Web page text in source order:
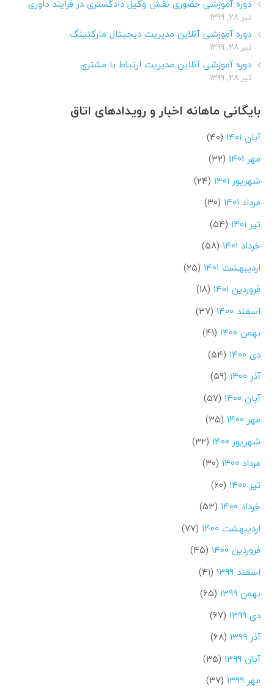
دوره آموزشی حضوری نقش وکیل دادگستری در فرایند داوری
تیر ۲۸, ۱۳۹۹
دوره آموزشی آنلاین مدیریت دیجیتال مارکتینگ
تیر ۲۸, ۱۳۹۹
دوره آموزشی آنلاین مدیریت ارتباط با مشتری
تیر ۲۸, ۱۳۹۹
بایگانی ماهانه اخبار و رویدادهای اتاق
آبان ۱۴۰۱
(۴۰)
مهر ۱۴۰۱
(۳۲)
شهریور ۱۴۰۱
(۲۴)
مرداد ۱۴۰۱
(۳۰)
تیر ۱۴۰۱
(۵۴)
خرداد ۱۴۰۱
(۵۸)
اردیبهشت ۱۴۰۱
(۲۵)
فروردین ۱۴۰۱
(۱۸)
اسفند ۱۴۰۰
(۳۷)
بهمن ۱۴۰۰
(۴۱)
دی ۱۴۰۰
(۵۴)
آذر ۱۴۰۰
(۵۹)
آبان ۱۴۰۰
(۵۷)
مهر ۱۴۰۰
(۳۵)
شهریور ۱۴۰۰
(۳۲)
مرداد ۱۴۰۰
(۳۰)
تیر ۱۴۰۰
(۶۰)
خرداد ۱۴۰۰
(۵۳)
اردیبهشت ۱۴۰۰
(۷۷)
فروردین ۱۴۰۰
(۴۵)
اسفند ۱۳۹۹
(۴۱)
بهمن ۱۳۹۹
(۶۵)
دی ۱۳۹۹
(۶۷)
آذر ۱۳۹۹
(۶۸)
آبان ۱۳۹۹
(۳۵)
مهر ۱۳۹۹
(۳۷)